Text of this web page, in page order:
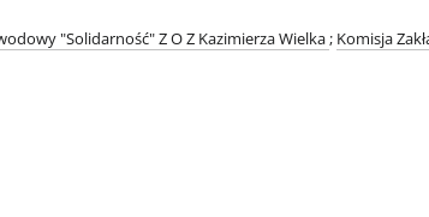
"Solidarność" Z O Z Kazimierza Wielka; Komisja